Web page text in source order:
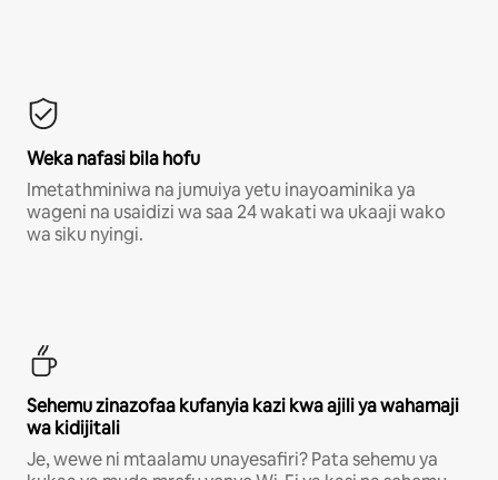
Weka nafasi bila hofu
Imetathminiwa na jumuiya yetu inayoaminika ya
wageni na usaidizi wa saa 24 wakati wa ukaaji wako
wa siku nyingi.
Sehemu zinazofaa kufanyia kazi kwa ajili ya wahamaji
wa kidijitali
Je, wewe ni mtaalamu unayesafiri? Pata sehemu ya